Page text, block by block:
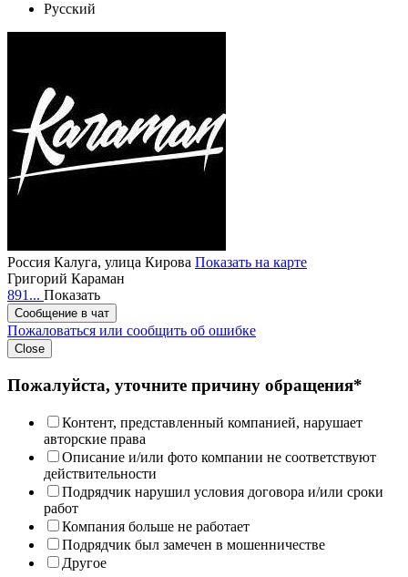
Русский
Россия Калуга, улица Кирова Показать на карте
Григорий Караман
891... Показать
Сообщение в чат
Пожаловаться или сообщить об ошибке
Close
Пожалуйста, уточните причину обращения*
Контент, представленный компанией, нарушает
авторские права
Описание и/или фото компании не соответствуют
действительности
Подрядчик нарушил условия договора и/или сроки
работ
Компания больше не работает
Подрядчик был замечен в мошенничестве
Другое